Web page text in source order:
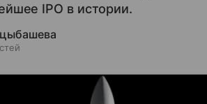
IPO в истории.